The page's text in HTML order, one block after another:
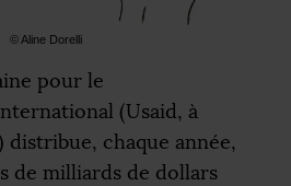
© Aline Dorelli
pour le
(Usaid, à
distribue, chaque année,
de milliards de dollars